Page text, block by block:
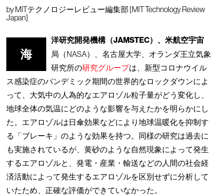
byMITテクノロジーレビュー編集部 [MIT Technology Review
Japan]
海
洋研究開発機構（JAMSTEC）、米航空宇宙
局（NASA）、名古屋大学、オランダ王立気象
研究所の研究グループは、新型コロナウイル
ス感染症のパンデミック期間の世界的なロックダウンによ
って、大気中の人為的なエアロゾル粒子量がどう変化し、
地球全体の気温にどのような影響を与えたかを明らかにし
た。エアロゾルは日傘効果などにより地球温暖化を抑制す
る「ブレーキ」のような効果を持つ。同様の研究は過去に
も実施されているが、黄砂のような自然現象によって発生
するエアロゾルと、発電・産業・輸送などの人間の社会経
済活動によって発生するエアロゾルを区別せずに分析して
いたため、正確な評価ができていなかった。